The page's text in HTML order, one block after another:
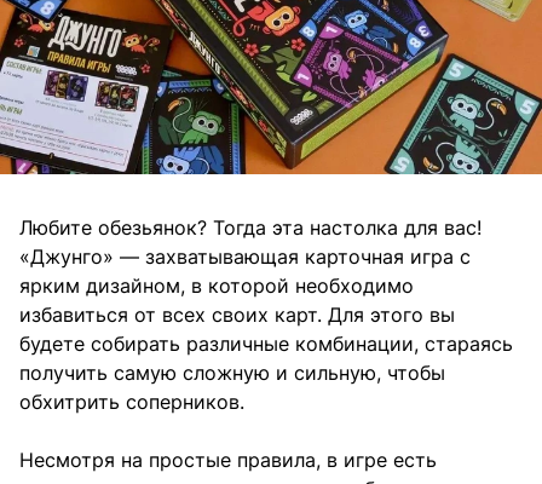
Любите обезьянок? Тогда эта настолка для вас!
«Джунго» — захватывающая карточная игра с
ярким дизайном, в которой необходимо
избавиться от всех своих карт. Для этого вы
будете собирать различные комбинации, стараясь
получить самую сложную и сильную, чтобы
обхитрить соперников.
Несмотря на простые правила, в игре есть